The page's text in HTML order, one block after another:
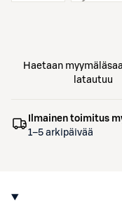
Haetaan
latautuu
Ilmainen toimitus
1–5 arkipäivää